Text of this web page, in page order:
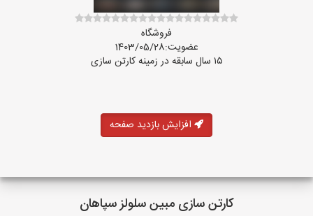
فروشگاه
عضویت:1403/05/28
۱۵ سال سابقه در زمینه کارتن سازی
افزایش بازدید صفحه
کارتن سازی مبین سلولز سپاهان